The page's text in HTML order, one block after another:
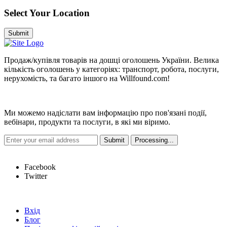
Select Your Location
Submit
Продаж/купівля товарів на дошці оголошень України. Велика
кількість оголошень у категоріях: транспорт, робота, послуги,
нерухомість, та багато іншого на Willfound.com!
Ми можемо надіслати вам інформацію про пов'язані події,
вебінари, продукти та послуги, в які ми віримо.
Facebook
Twitter
Вхід
Блог